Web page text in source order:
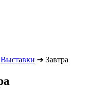
Выставки ➔ Завтра